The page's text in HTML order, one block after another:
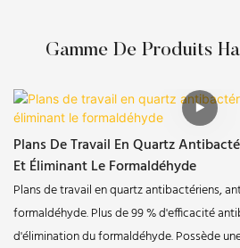
Gamme De Produits
Plans De Travail En Quartz
Et Éliminant Le Formaldéhyde
Plans de travail en quartz antibactériens,
formaldéhyde. Plus de 99 % d'efficacité
d'élimination du formaldéhyde. Possède